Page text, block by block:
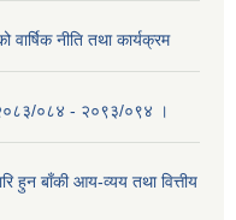
नीति तथा कार्यक्रम
२०८३/०८४ - २०९३/०९४ ।
हुन बाँकी आय-व्यय तथा वित्तीय